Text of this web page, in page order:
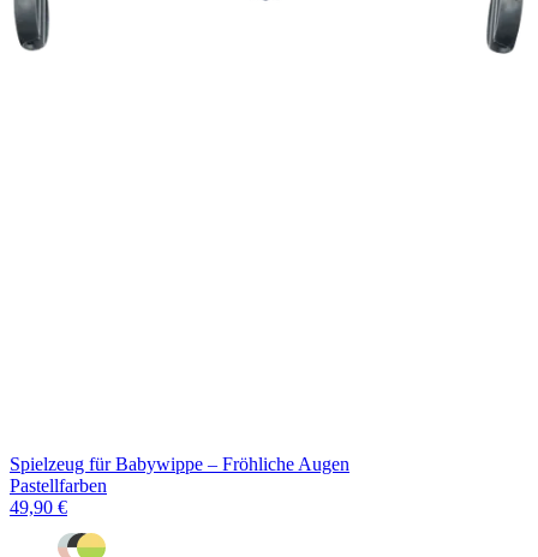
Spielzeug für Babywippe – Fröhliche Augen
Pastellfarben
49,90 €